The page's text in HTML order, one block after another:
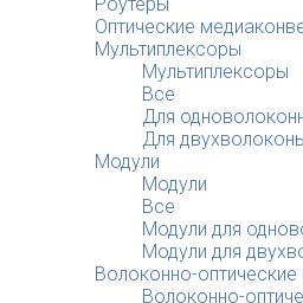
Оптические
Мультиплексоры
Мультиплексоры
Все
Для
Для
Модули
Модули
Все
Модули для
Модули для
Волоконно-
Волоконно-